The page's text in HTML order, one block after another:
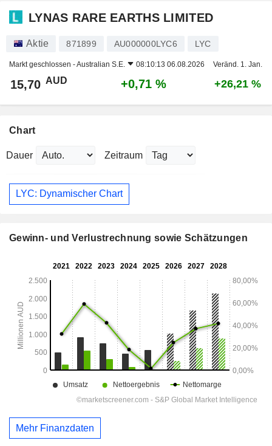
LYNAS RARE EARTHS LIMITED
Aktie 871899 AU000000LYC6 LYC
Markt geschlossen -Australian S.E. 08:10:13 06.08.2026 Veränd. 1. Jan.
15,70 AUD +0,71 % +26,21 %
Chart
Dauer Zeitraum
LYC: Dynamischer Chart
Gewinn- und Verlustrechnung sowie Schätzungen
Mehr Finanzdaten